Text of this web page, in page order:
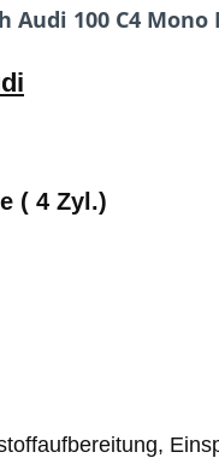
100 C4
( 4 Zyl.)